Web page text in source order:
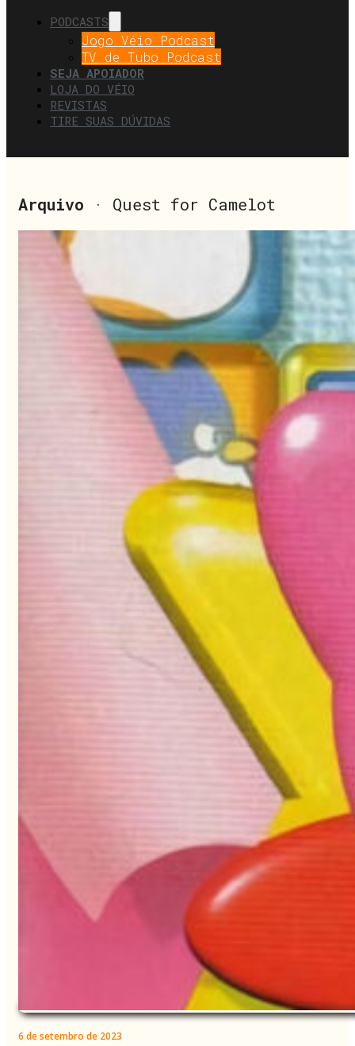
PODCASTS
Jogo Véio Podcast
TV de Tubo Podcast
SEJA APOIADOR
LOJA DO VÉIO
REVISTAS
TIRE SUAS DÚVIDAS
Arquivo · Quest for Camelot
6 de setembro de 2023